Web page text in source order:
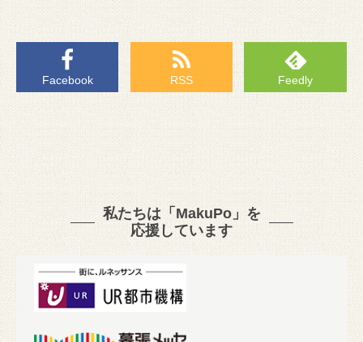
Facebook RSS Feedly
私たちは「MakuPo」を
応援しています